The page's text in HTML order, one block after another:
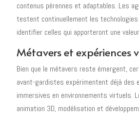
contenus pérennes et adaptables. Les
testent continuellement les
identifier celles qui apporteront une
Métavers et expériences
Bien que le métavers reste émergent,
avant-gardistes expérimentent déjà des
immersives en environnements virtuels.
animation 3D, modélisation et